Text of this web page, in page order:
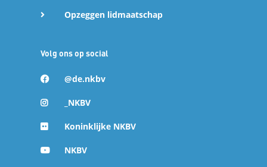
Opzeggen lidmaatschap
Volg ons op social
@de.nkbv
_NKBV
Koninklijke NKBV
NKBV